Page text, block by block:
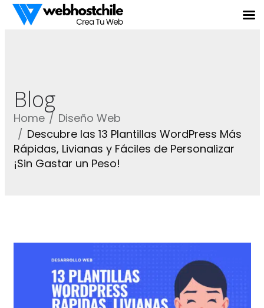
Blog
Home
Diseño Web
Descubre las 13 Plantillas WordPress Más
Rápidas, Livianas y Fáciles de Personalizar
¡Sin Gastar un Peso!